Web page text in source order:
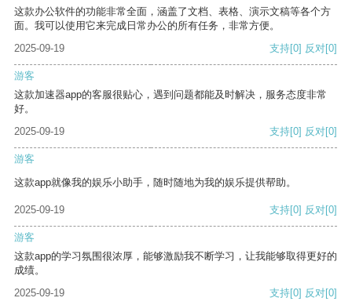
这款办公软件的功能非常全面，涵盖了文档、表格、演示文稿等各个方
面。我可以使用它来完成日常办公的所有任务，非常方便。
2025-09-19
支持[0] 反对[0]
游客
这款加速器app的客服很贴心，遇到问题都能及时解决，服务态度非常
好。
2025-09-19
支持[0] 反对[0]
游客
这款app就像我的娱乐小助手，随时随地为我的娱乐提供帮助。
2025-09-19 支持[0] 反对[0]
游客
这款app的学习氛围很浓厚，能够激励我不断学习，让我能够取得更好的
成绩。
2025-09-19
支持[0] 反对[0]